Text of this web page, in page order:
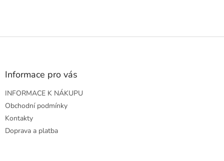
Z
Informace pro vás
INFORMACE K NÁKUPU
Obchodní podmínky
Kontakty
Doprava a platba